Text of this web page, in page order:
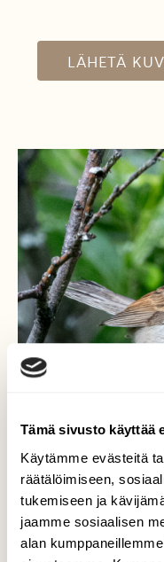
Tämä sivusto käyttää
Käytämme evästeitä
räätälöimiseen,
tukemiseen ja
jaamme sosiaalisen
alan
LÄHETÄ